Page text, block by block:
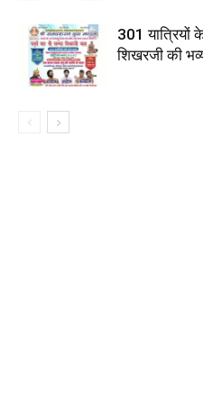
301 यात्रियों
शिखरजी की